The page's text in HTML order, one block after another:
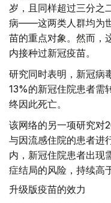
岁，且同样超过三分之
病——这两类人群均为
苗的重点对象。然而，
内接种过新冠疫苗。
研究同时表明，新冠病
13%的新冠住院患者需
终因此死亡。
该网络的另一项研究对
与因流感住院的患者进
内，新冠住院患者出现
症结局的风险，持续高
升级版疫苗的效力